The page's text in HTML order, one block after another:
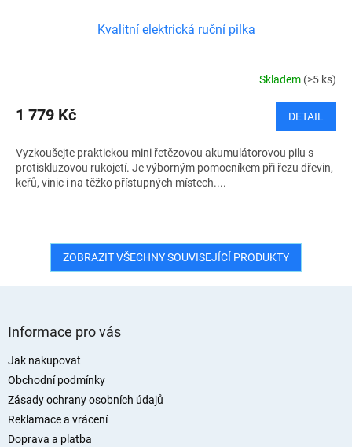
Kvalitní elektrická ruční pilka
Skladem (>5 ks)
1 779 Kč DETAIL
Vyzkoušejte praktickou mini řetězovou akumulátorovou pilu s
protiskluzovou rukojetí. Je výborným pomocníkem při řezu dřevin,
keřů, vinic i na těžko přístupných místech....
ZOBRAZIT VŠECHNY SOUVISEJÍCÍ PRODUKTY
Informace pro vás
Jak nakupovat
Obchodní podmínky
Zásady ochrany osobních údajů
Reklamace a vrácení
Doprava a platba